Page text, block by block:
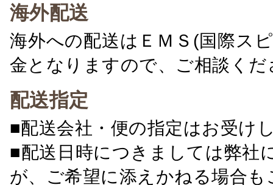
海外配送
海外への配送はＥＭＳ(国際ス
金となりますので、ご相談くだ
配送指定
■配送会社・便の指定はお受け
■配送日時につきましては弊社
が、ご希望に添えかねる場合